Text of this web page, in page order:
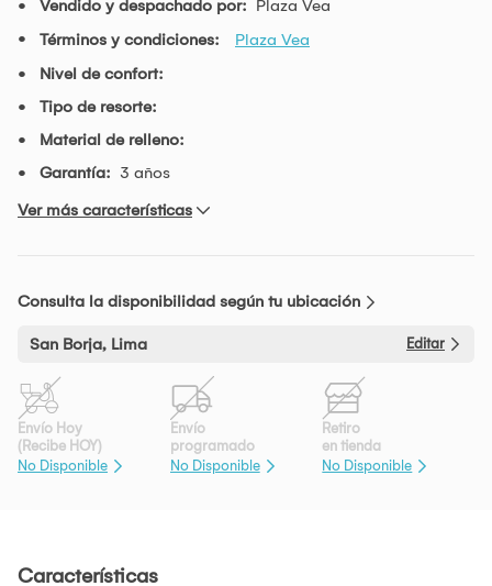
Vendido y despachado por: Plaza Vea
Términos y condiciones:
Plaza Vea
Nivel de confort:
Tipo de resorte:
Material de relleno:
Garantía: 3 años
Ver más características
Consulta la disponibilidad según tu ubicación
San Borja, Lima Editar
Envío Hoy
(Recibe HOY)
No Disponible
Envío
programado
No Disponible
Retiro
en tienda
No Disponible
Características